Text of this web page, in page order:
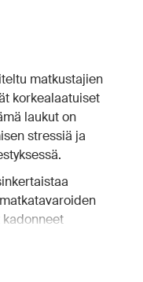
matkustajien
korkealaatuiset
laukut on
stressiä ja
on suunniteltu